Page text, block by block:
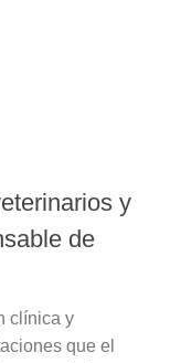
y
de
clínica y
que el